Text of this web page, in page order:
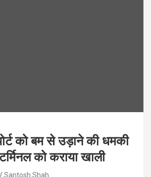
को बम से उड़ाने की धमकी
को कराया खाली
Santosh Shah